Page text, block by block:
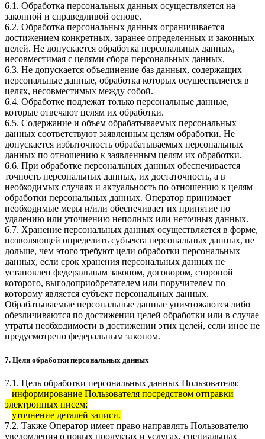
6.1. Обработка персональных данных осуществляется на
законной и справедливой основе.
6.2. Обработка персональных данных ограничивается
достижением конкретных, заранее определенных и законных
целей. Не допускается обработка персональных данных,
несовместимая с целями сбора персональных данных.
6.3. Не допускается объединение баз данных, содержащих
персональные данные, обработка которых осуществляется в
целях, несовместимых между собой.
6.4. Обработке подлежат только персональные данные,
которые отвечают целям их обработки.
6.5. Содержание и объем обрабатываемых персональных
данных соответствуют заявленным целям обработки. Не
допускается избыточность обрабатываемых персональных
данных по отношению к заявленным целям их обработки.
6.6. При обработке персональных данных обеспечивается
точность персональных данных, их достаточность, а в
необходимых случаях и актуальность по отношению к целям
обработки персональных данных. Оператор принимает
необходимые меры и/или обеспечивает их принятие по
удалению или уточнению неполных или неточных данных.
6.7. Хранение персональных данных осуществляется в форме,
позволяющей определить субъекта персональных данных, не
дольше, чем этого требуют цели обработки персональных
данных, если срок хранения персональных данных не
установлен федеральным законом, договором, стороной
которого, выгодоприобретателем или поручителем по
которому является субъект персональных данных.
Обрабатываемые персональные данные уничтожаются либо
обезличиваются по достижении целей обработки или в случае
утраты необходимости в достижении этих целей, если иное не
предусмотрено федеральным законом.
7. Цели обработки персональных данных
7.1. Цель обработки персональных данных Пользователя:
– информирование Пользователя посредством отправки
электронных писем;
– уточнение деталей записи.
7.2. Также Оператор имеет право направлять Пользователю
уведомления о новых продуктах и услугах, специальных